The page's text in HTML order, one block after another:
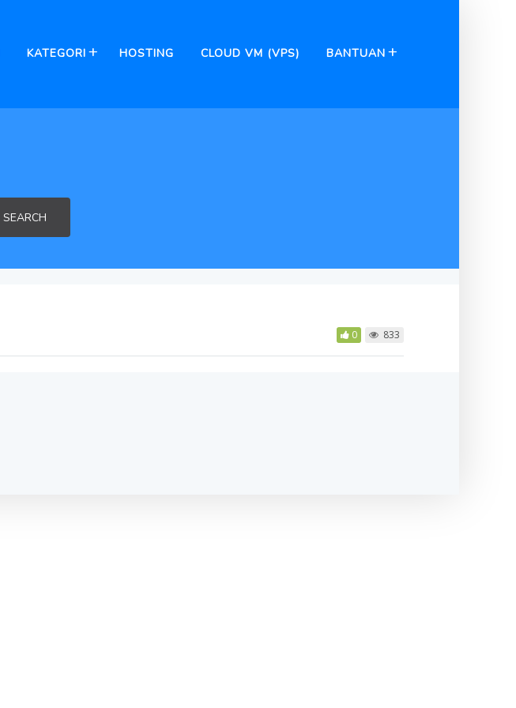
KATEGORI HOSTING CLOUD VM (VPS) BANTUAN
SEARCH
0 833